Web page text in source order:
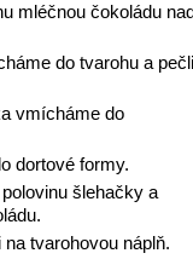
mléčnou čokoládu
do tvarohu a
vmícháme do
dortové formy.
šlehačky a
tvarohovou náplň.